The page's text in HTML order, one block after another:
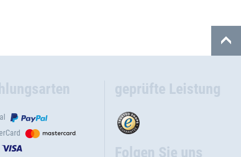
geprüfte Leistung
Folgen Sie uns